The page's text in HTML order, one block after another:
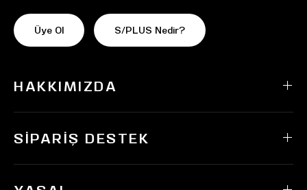
Üye Ol S/PLUS Nedir?
HAKKIMIZDA
SIPARIŞ DESTEK